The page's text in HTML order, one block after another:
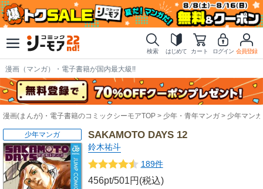
検索 はじめて カート ログイン 会員登録
漫画（マンガ）・電子書籍が国内最大級!!
漫画(まんが)・電子書籍のコミックシーモアTOP 少年・青年マンガ 少年マンガ
SAKAMOTO DAYS 12
鈴木祐斗
189件
456pt/501円(税込)
少年マンガ